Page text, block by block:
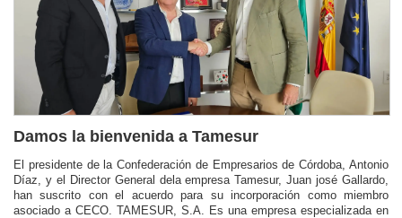
Damos la bienvenida a Tamesur
El presidente de la Confederación de Empresarios de Córdoba, Antonio
Díaz, y el Director General dela empresa Tamesur, Juan josé Gallardo,
han suscrito con el acuerdo para su incorporación como miembro
asociado a CECO. TAMESUR, S.A. Es una empresa especializada en